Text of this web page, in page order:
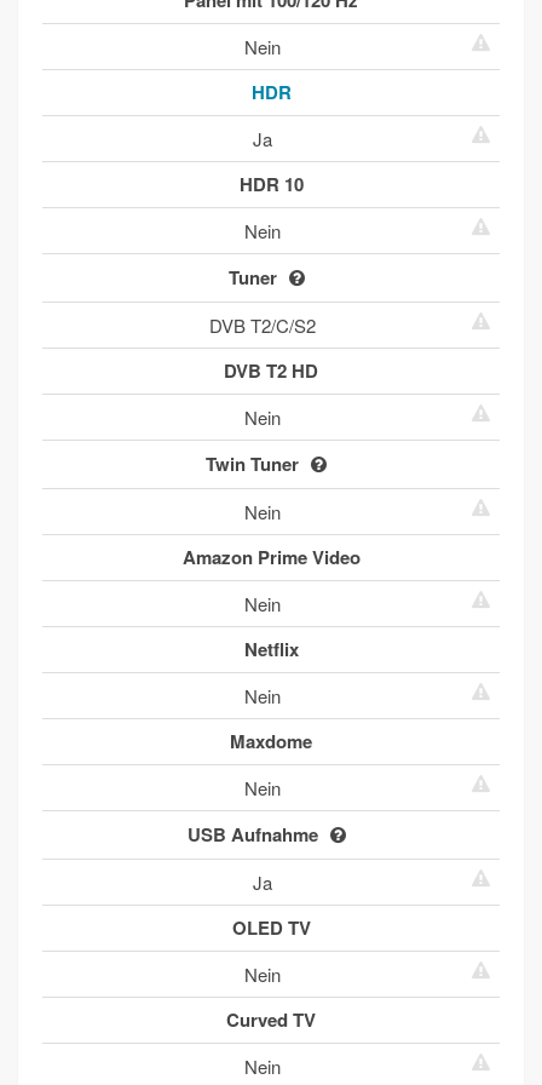
Nein
HDR
Ja
HDR 10
Nein
Tuner
DVB T2/C/S2
DVB T2 HD
Nein
Twin Tuner
Nein
Amazon Prime Video
Nein
Netflix
Nein
Maxdome
Nein
USB Aufnahme
Ja
OLED TV
Nein
Curved TV
Nein